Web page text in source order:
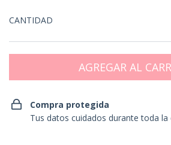
CANTIDAD
Compra protegida
Tus datos cuidados durante toda la